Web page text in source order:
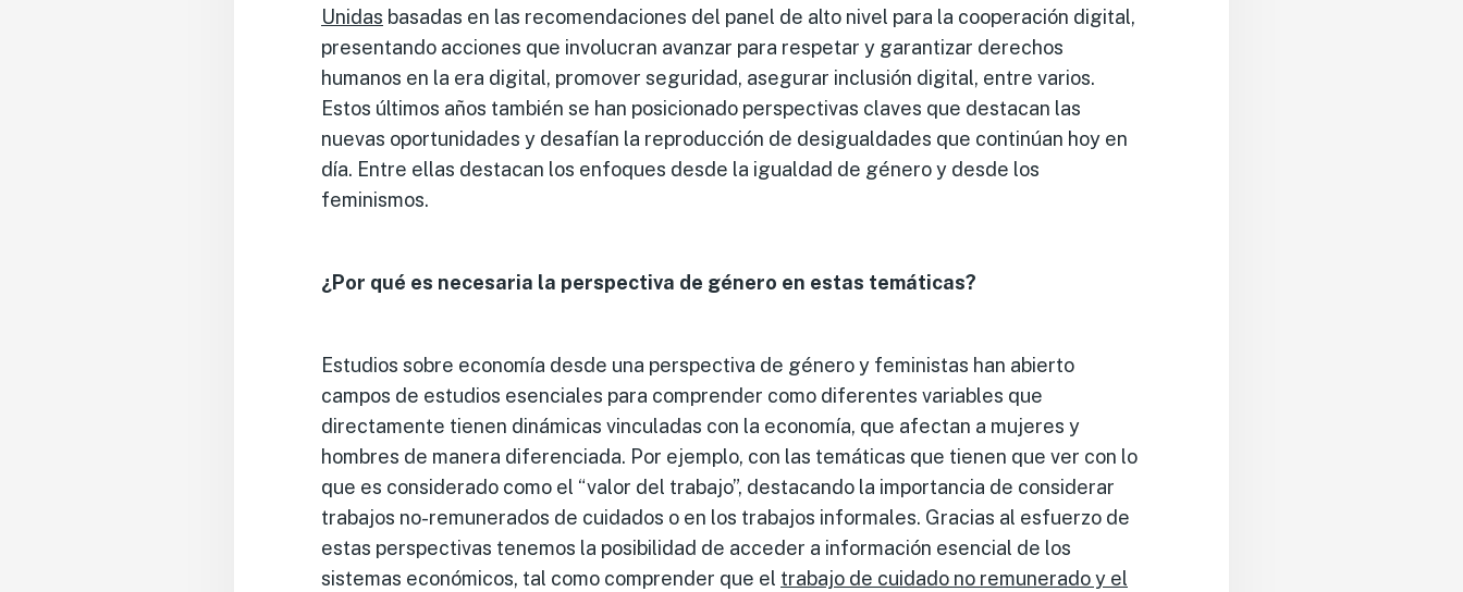
Unidas basadas en las recomendaciones del panel de alto nivel para la cooperación digital,
presentando acciones que involucran avanzar para respetar y garantizar derechos
humanos en la era digital, promover seguridad, asegurar inclusión digital, entre varios.
Estos últimos años también se han posicionado perspectivas claves que destacan las
nuevas oportunidades y desafían la reproducción de desigualdades que continúan hoy en
día. Entre ellas destacan los enfoques desde la igualdad de género y desde los
feminismos.
¿Por qué es necesaria la perspectiva de género en estas temáticas?
Estudios sobre economía desde una perspectiva de género y feministas han abierto
campos de estudios esenciales para comprender como diferentes variables que
directamente tienen dinámicas vinculadas con la economía, que afectan a mujeres y
hombres de manera diferenciada. Por ejemplo, con las temáticas que tienen que ver con lo
que es considerado como el “valor del trabajo”, destacando la importancia de considerar
trabajos no-remunerados de cuidados o en los trabajos informales. Gracias al esfuerzo de
estas perspectivas tenemos la posibilidad de acceder a información esencial de los
sistemas económicos, tal como comprender que el trabajo de cuidado no remunerado y el